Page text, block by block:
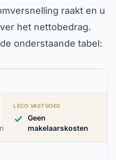
raakt en u
het nettobedrag.
onderstaande tabel:
LECO VASTGOED
Geen
makelaarskosten